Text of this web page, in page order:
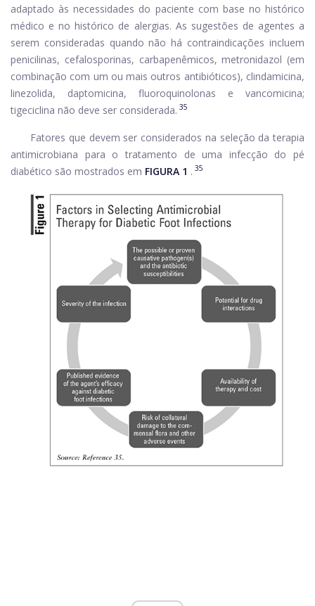
adaptado às necessidades do paciente com base no histórico
médico e no histórico de alergias. As sugestões de agentes a
serem consideradas quando não há contraindicações incluem
penicilinas, cefalosporinas, carbapenêmicos, metronidazol (em
combinação com um ou mais outros antibióticos), clindamicina,
linezolida, daptomicina, fluoroquinolonas e vancomicina;
tigeciclina não deve ser considerada. 35
Fatores que devem ser considerados na seleção da terapia
antimicrobiana para o tratamento de uma infecção do pé
diabético são mostrados em FIGURA 1 . 35